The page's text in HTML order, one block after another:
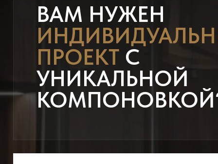
ВАМ НУЖЕН
ПРОЕКТС
УНИКАЛЬНОЙ